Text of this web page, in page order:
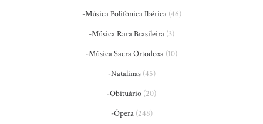
-Música Polifônica Ibérica(46)
-Música Rara Brasileira (3)
-Música Sacra Ortodoxa (10)
-Natalinas(45)
-Obituário (20)
-Ópera(248)